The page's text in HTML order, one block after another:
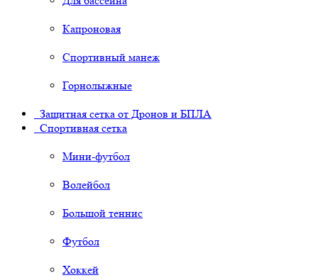
Капроновая
Спортивный манеж
Горнолыжные
Защитная сетка от Дронов и БПЛА
Спортивная сетка
Мини-футбол
Волейбол
Большой теннис
Футбол
Хоккей